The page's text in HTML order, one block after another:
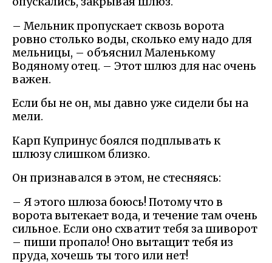
– Мельник пропускает сквозь ворота
ровно столько воды, сколько ему надо для
мельницы, – объяснил Маленькому
Водяному отец. – Этот шлюз для нас очень
важен.
Если бы не он, мы давно уже сидели бы на
мели.
Карп Купринус боялся подплывать к
шлюзу слишком близко.
Он признавался в этом, не стесняясь:
– Я этого шлюза боюсь! Потому что в
ворота вытекает вода, и течение там очень
сильное. Если оно схватит тебя за шиворот
– пиши пропало! Оно вытащит тебя из
пруда, хочешь ты того или нет!